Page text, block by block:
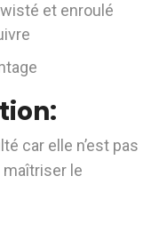
et enroulé
car elle n’est pas
le